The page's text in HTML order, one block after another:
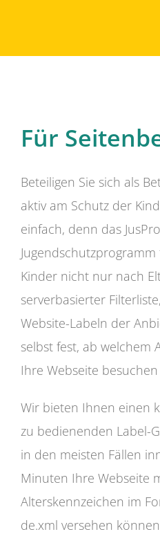
Für
Beteiligen Sie sich als
aktiv am Schutz der
einfach, denn das
Kinder nicht nur nach
serverbasierter
Website-Labeln der
selbst fest, ab welchem
Ihre Webseite
Wir bieten Ihnen einen
zu bedienenden Label-
in den meisten Fällen
Minuten Ihre Webseite
Alterskennzeichen im
de.xml versehen